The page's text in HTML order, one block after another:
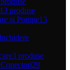
13 produse
si Pompe13
3 produse
29